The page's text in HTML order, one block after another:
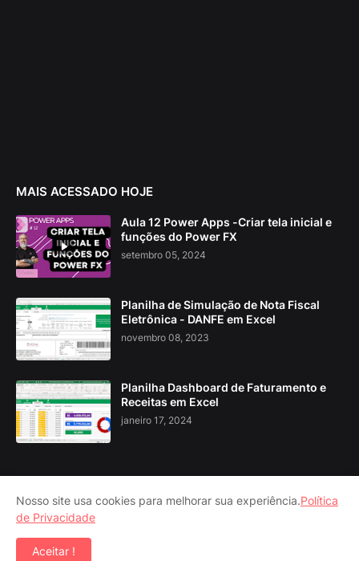
MAIS ACESSADO HOJE
Aula 12 Power Apps -Criar tela inicial e
funções do Power FX
setembro 05, 2024
Planilha de Simulação de Nota Fiscal
Eletrônica - DANFE em Excel
novembro 08, 2023
Planilha Dashboard de Faturamento e
Receitas em Excel
janeiro 17, 2024
Home Contato Política Privacidade
Disclaimer
Nosso site usa cookies para melhorar sua experiência.Política
de Privacidade
Aceitar !